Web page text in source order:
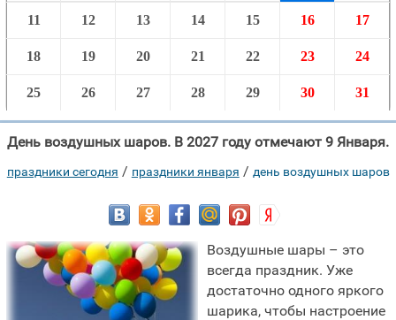
11 12 13 14 15 16 17
18 19 20 21 22 23 24
25 26 27 28 29 30 31
День воздушных шаров. В 2027 году отмечают 9 Января.
праздники сегодня / праздники января / день воздушных шаров
Воздушные шары – это
всегда праздник. Уже
достаточно одного яркого
шарика, чтобы настроение